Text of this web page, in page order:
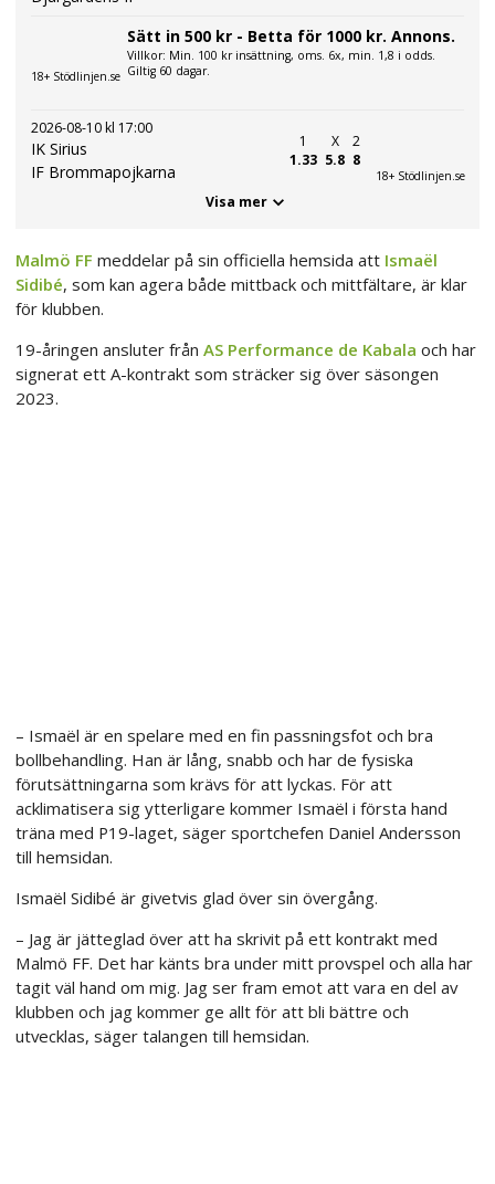
18+ Stödlinjen.se
Sätt in 500 kr - Betta för 1000 kr. Annons.
Villkor: Min. 100 kr insättning, oms. 6x, min. 1,8 i odds.
Giltig 60 dagar.
2026-08-10 kl 17:00
IK Sirius
IF Brommapojkarna
1
1.33
X
5.8
2
8
18+ Stödlinjen.se
Visa mer
Malmö FF meddelar på sin officiella hemsida att Ismaël
Sidibé, som kan agera både mittback och mittfältare, är klar
för klubben.
19-åringen ansluter från AS Performance de Kabala och har
signerat ett A-kontrakt som sträcker sig över säsongen
2023.
– Ismaël är en spelare med en fin passningsfot och bra
bollbehandling. Han är lång, snabb och har de fysiska
förutsättningarna som krävs för att lyckas. För att
acklimatisera sig ytterligare kommer Ismaël i första hand
träna med P19-laget, säger sportchefen Daniel Andersson
till hemsidan.
Ismaël Sidibé är givetvis glad över sin övergång.
– Jag är jätteglad över att ha skrivit på ett kontrakt med
Malmö FF. Det har känts bra under mitt provspel och alla har
tagit väl hand om mig. Jag ser fram emot att vara en del av
klubben och jag kommer ge allt för att bli bättre och
utvecklas, säger talangen till hemsidan.